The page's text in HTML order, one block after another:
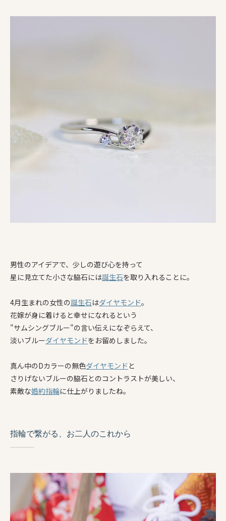
男性のアイデアで、少しの遊び心を持って
星に見立てた小さな脇石には誕生石を取り入れることに。
4月生まれの女性の誕生石はダイヤモンド。
花嫁が身に着けると幸せになれるという
"サムシングブルー"の言い伝えになぞらえて、
淡いブルーダイヤモンドをお留めしました。
真ん中のDカラーの無色ダイヤモンド と
さりげないブルーの脇石とのコントラストが美しい、
素敵な婚約指輪に仕上がりましたね。
指輪で繋がる、お二人のこれから